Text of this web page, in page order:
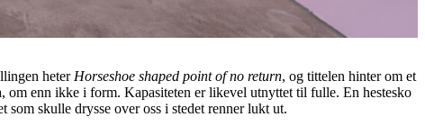
heter Horseshoe shaped point of no return, og tittelen hinter om et
om enn ikke i form. Kapasiteten er likevel utnyttet til fulle. En hestesko
skulle drysse over oss i stedet renner lukt ut.